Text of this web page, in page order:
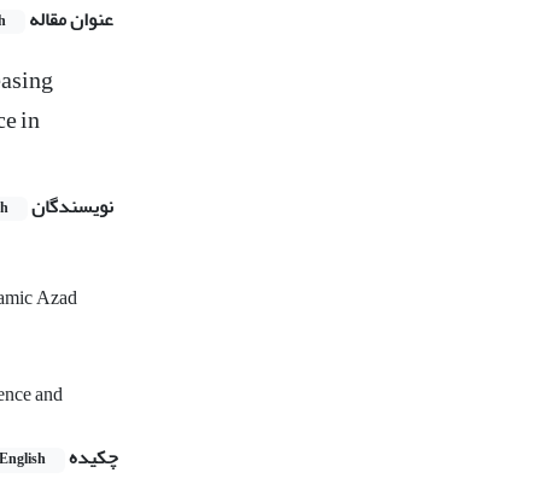
عنوان مقاله
in
نویسندگان
Azad
and
چکیده
English